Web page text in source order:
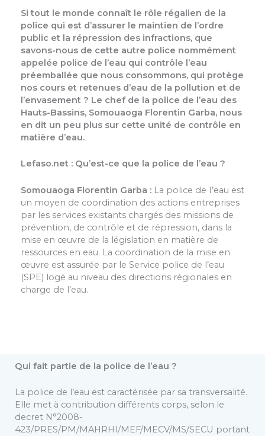
Si tout le monde connaît le rôle régalien de la
police qui est d’assurer le maintien de l’ordre
public et la répression des infractions, que
savons-nous de cette autre police nommément
appelée police de l’eau qui contrôle l’eau
préemballée que nous consommons, qui protège
nos cours et retenues d’eau de la pollution et de
l’envasement ? Le chef de la police de l’eau des
Hauts-Bassins, Somouaoga Florentin Garba, nous
en dit un peu plus sur cette unité de contrôle en
matière d’eau.
Lefaso.net : Qu’est-ce que la police de l’eau ?
Somouaoga Florentin Garba : La police de I’eau est
un moyen de coordination des actions entreprises
par les services existants chargés des missions de
prévention, de contrôle et de répression, dans la
mise en œuvre de la législation en matière de
ressources en eau. La coordination de la mise en
œuvre est assurée par le Service police de l’eau
(SPE) logé au niveau des directions régionales en
charge de l’eau.
Qui fait partie de la police de l’eau ?
La police de l’eau est caractérisée par sa transversalité.
Elle met à contribution différents corps, selon le
decret N°2008-
423/PRES/PM/MAHRHI/MEF/MECV/MS/SECU portant